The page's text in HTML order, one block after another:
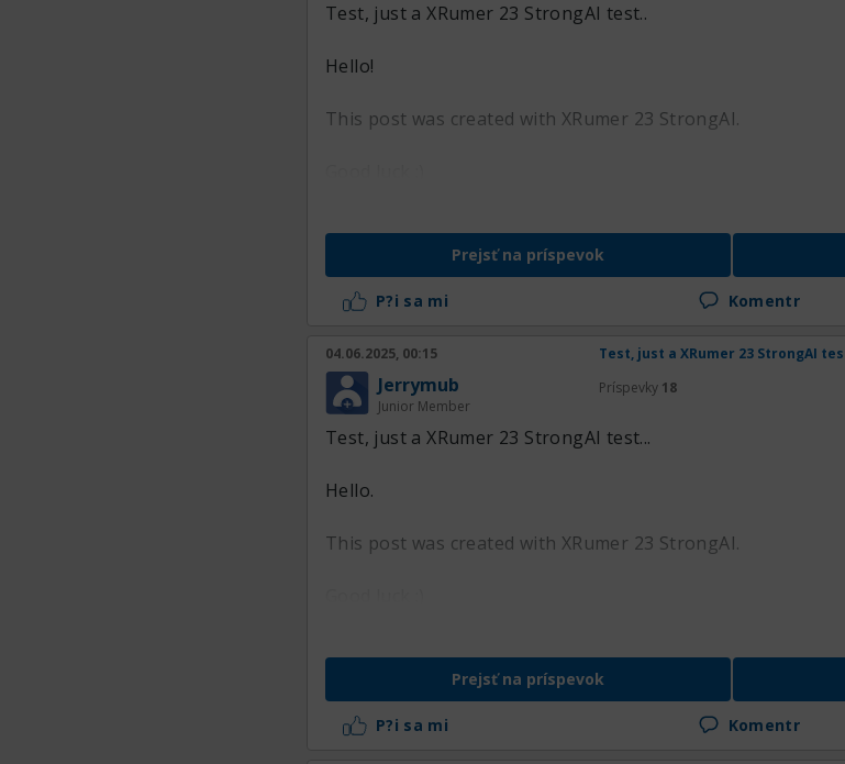
Test, just a XRumer 23 StrongAI test..
Hello!
This post was created with XRumer 23 StrongAI.
Prejsť na príspevok
P?i sa mi Komentr
04.06.2025, 00:15 Test, just a XRumer 23 StrongAI
Jerrymub
Junior Member
Príspevky 18
Test, just a XRumer 23 StrongAI test...
Hello.
This post was created with XRumer 23 StrongAI.
Prejsť na príspevok
P?i sa mi Komentr